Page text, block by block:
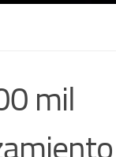
mil